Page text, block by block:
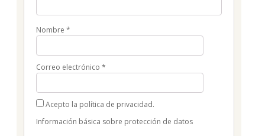
Nombre *
Correo electrónico *
Acepto la política de privacidad.
Información básica sobre protección de datos